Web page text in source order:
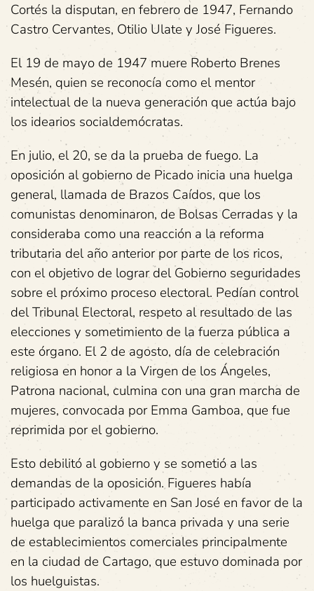
Cortés la disputan, en febrero de 1947, Fernando
Castro Cervantes, Otilio Ulate y José Figueres.
El 19 de mayo de 1947 muere Roberto Brenes
Mesén, quien se reconocía como el mentor
intelectual de la nueva generación que actúa bajo
los idearios socialdemócratas.
En julio, el 20, se da la prueba de fuego. La
oposición al gobierno de Picado inicia una huelga
general, llamada de Brazos Caídos, que los
comunistas denominaron, de Bolsas Cerradas y la
consideraba como una reacción a la reforma
tributaria del año anterior por parte de los ricos,
con el objetivo de lograr del Gobierno seguridades
sobre el próximo proceso electoral. Pedían control
del Tribunal Electoral, respeto al resultado de las
elecciones y sometimiento de la fuerza pública a
este órgano. El 2 de agosto, día de celebración
religiosa en honor a la Virgen de los Ángeles,
Patrona nacional, culmina con una gran marcha de
mujeres, convocada por Emma Gamboa, que fue
reprimida por el gobierno.
Esto debilitó al gobierno y se sometió a las
demandas de la oposición. Figueres había
participado activamente en San José en favor de la
huelga que paralizó la banca privada y una serie
de establecimientos comerciales principalmente
en la ciudad de Cartago, que estuvo dominada por
los huelguistas.